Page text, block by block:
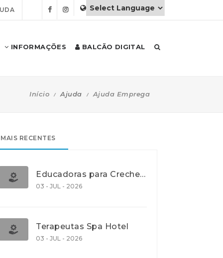
INFORMAÇÕES BALCÃO DIGITAL
Início Ajuda Ajuda Emprega
MAIS RECENTES
Educadoras para Creche e J.I., Lisboa
03 - JUL - 2026
Terapeutas Spa Hotel
03 - JUL - 2026